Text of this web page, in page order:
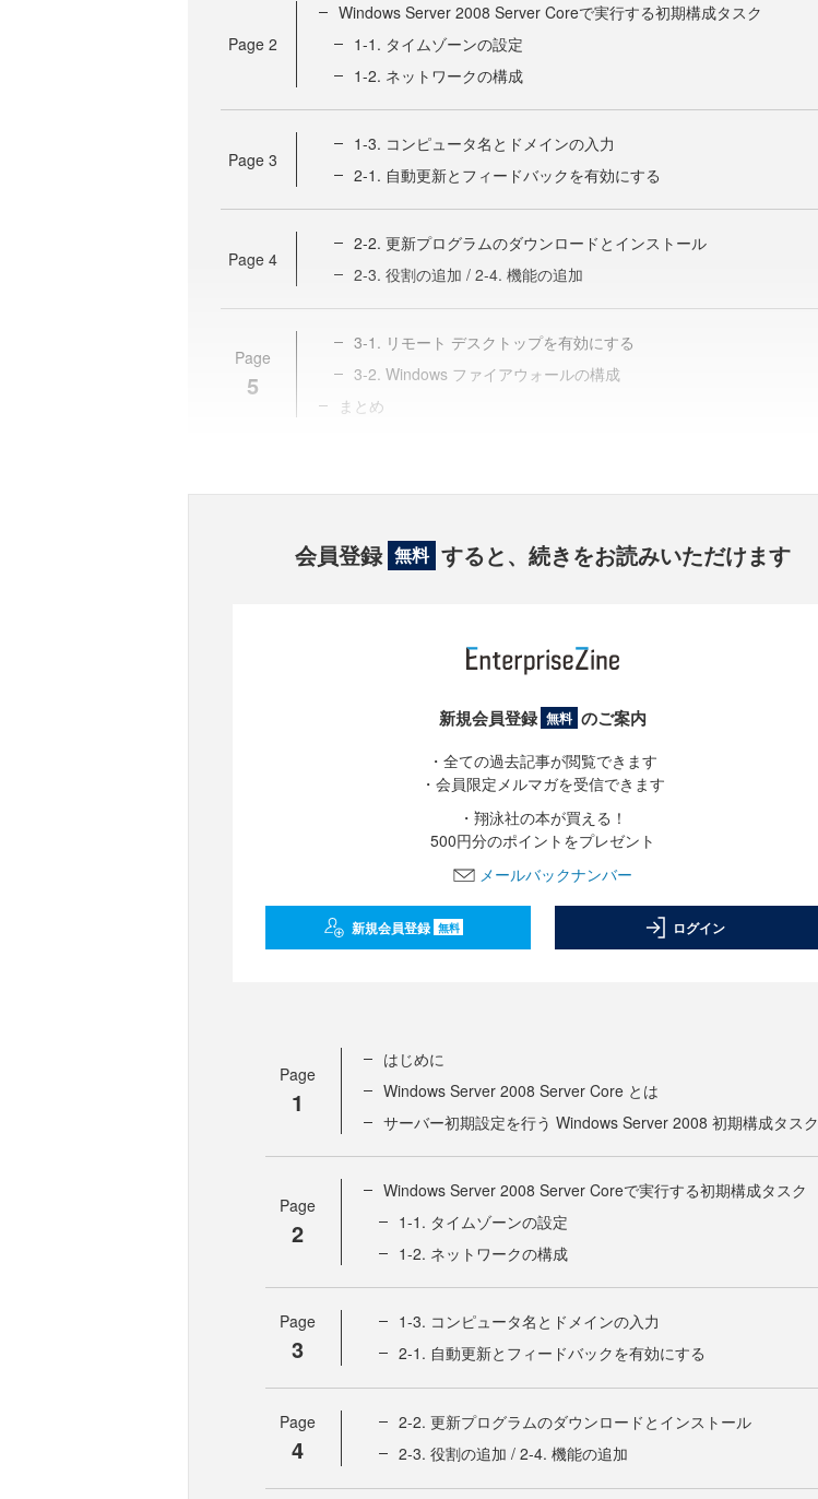
Page 2
Windows Server 2008 Server Coreで実行する初期構成タスク
1-1. タイムゾーンの設定
1-2. ネットワークの構成
Page 3
1-3. コンピュータ名とドメインの入力
2-1. 自動更新とフィードバックを有効にする
Page 4
2-2. 更新プログラムのダウンロードとインストール
2-3. 役割の追加 / 2-4. 機能の追加
Page
5
3-1. リモート デスクトップを有効にする
3-2. Windows ファイアウォールの構成
まとめ
会員登録 無料 すると、続きをお読みいただけます
新規会員登録 無料 のご案内
・全ての過去記事が閲覧できます
・会員限定メルマガを受信できます
・翔泳社の本が買える！
500円分のポイントをプレゼント
メールバックナンバー
新規会員登録 無料 ログイン
Page
1
はじめに
Windows Server 2008 Server Core とは
サーバー初期設定を行う Windows Server 2008 初期構成タスク
Page
2
Windows Server 2008 Server Coreで実行する初期構成タスク
1-1. タイムゾーンの設定
1-2. ネットワークの構成
Page
3
1-3. コンピュータ名とドメインの入力
2-1. 自動更新とフィードバックを有効にする
Page
4
2-2. 更新プログラムのダウンロードとインストール
2-3. 役割の追加 / 2-4. 機能の追加